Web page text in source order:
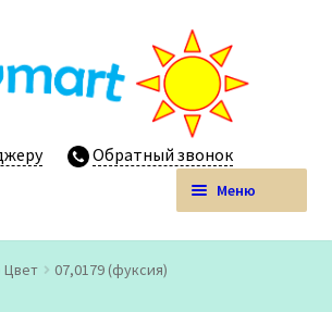
Обратный звонок
Меню
обувь мелким оптом
Цвет 07,0179 (фуксия)